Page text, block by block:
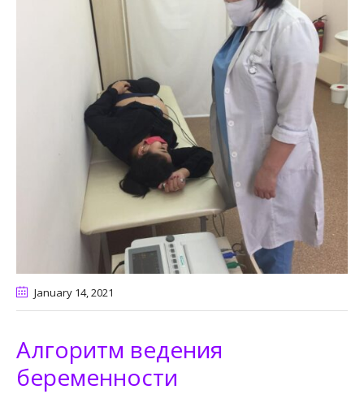
January 14, 2021
Алгоритм ведения
беременности